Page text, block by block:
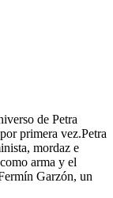
de Petra
primera vez.Petra
mordaz e
arma y el
Garzón, un